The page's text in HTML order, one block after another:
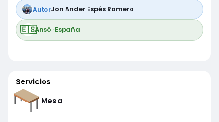
AutorJon Ander Espés Romero
🇪🇸Ansó ·España
Servicios
Mesa